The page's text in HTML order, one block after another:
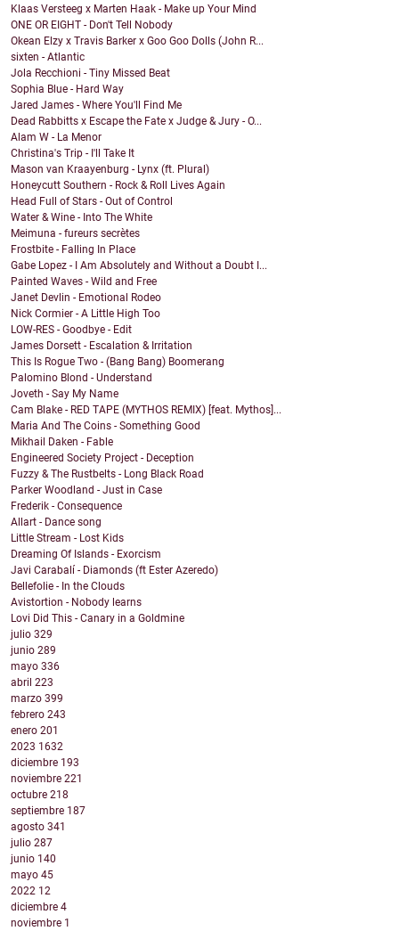
Klaas Versteeg x Marten Haak - Make up Your Mind
ONE OR EIGHT - Don't Tell Nobody
Okean Elzy x Travis Barker x Goo Goo Dolls (John R...
sixten - Atlantic
Jola Recchioni - Tiny Missed Beat
Sophia Blue - Hard Way
Jared James - Where You'll Find Me
Dead Rabbitts x Escape the Fate x Judge & Jury - O...
Alam W - La Menor
Christina's Trip - I'll Take It
Mason van Kraayenburg - Lynx (ft. Plural)
Honeycutt Southern - Rock & Roll Lives Again
Head Full of Stars - Out of Control
Water & Wine - Into The White
Meimuna - fureurs secrètes
Frostbite - Falling In Place
Gabe Lopez - I Am Absolutely and Without a Doubt I...
Painted Waves - Wild and Free
Janet Devlin - Emotional Rodeo
Nick Cormier - A Little High Too
LOW-RES - Goodbye - Edit
James Dorsett - Escalation & Irritation
This Is Rogue Two - (Bang Bang) Boomerang
Palomino Blond - Understand
Joveth - Say My Name
Cam Blake - RED TAPE (MYTHOS REMIX) [feat. Mythos]...
Maria And The Coins - Something Good
Mikhail Daken - Fable
Engineered Society Project - Deception
Fuzzy & The Rustbelts - Long Black Road
Parker Woodland - Just in Case
Frederik - Consequence
Allart - Dance song
Little Stream - Lost Kids
Dreaming Of Islands - Exorcism
Javi Carabalí - Diamonds (ft Ester Azeredo)
Bellefolie - In the Clouds
Avistortion - Nobody learns
Lovi Did This - Canary in a Goldmine
julio 329
junio 289
mayo 336
abril 223
marzo 399
febrero 243
enero 201
2023 1632
diciembre 193
noviembre 221
octubre 218
septiembre 187
agosto 341
julio 287
junio 140
mayo 45
2022 12
diciembre 4
noviembre 1